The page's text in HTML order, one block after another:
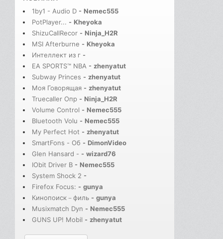
1by1 - Audio D - Nemec555
PotPlayer... - Kheyoka
ShizuCallRecor - Ninja_H2R
MSI Afterburne - Kheyoka
Интеллект из г -
EA SPORTS™ NBA - zhenyatut
Subway Princes - zhenyatut
Моя Говорящая - zhenyatut
Truecaller Опр - Ninja_H2R
Volume Control - Nemec555
Bluetooth Volu - Nemec555
My Perfect Hot - zhenyatut
SmartFons - Об - DimonVideo
Glen Hansard - - wizard76
IObit Driver B - Nemec555
System Shock 2 -
Firefox Focus: - gunya
Кинопоиск－филь - gunya
Musixmatch Dyn - Nemec555
GUNS UP! Mobil - zhenyatut